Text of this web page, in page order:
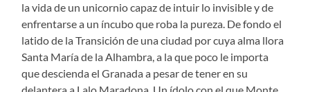
la vida de un unicornio capaz de intuir lo invisible y de
enfrentarse a un íncubo que roba la pureza. De fondo el
latido de la Transición de una ciudad por cuya alma llora
Santa María de la Alhambra, a la que poco le importa
que descienda el Granada a pesar de tener en su